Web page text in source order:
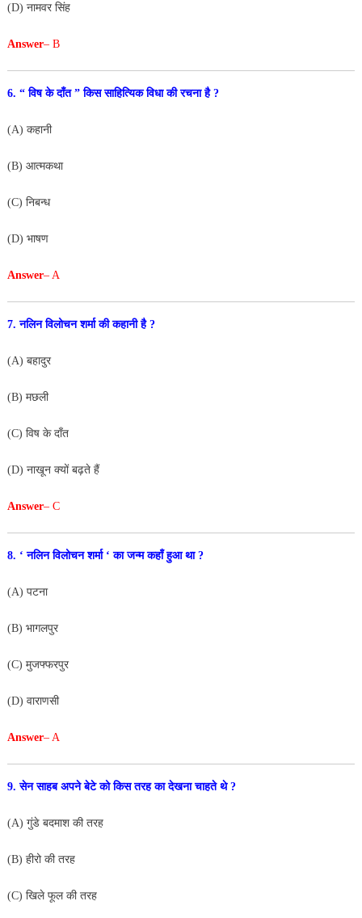
(D) नामवर सिंह
Answer– B
6. “ विष के दाँत ” किस साहित्यिक विधा की रचना है ?
(A) कहानी
(B) आत्मकथा
(C) निबन्ध
(D) भाषण
Answer– A
7. नलिन विलोचन शर्मा की कहानी है ?
(A) बहादुर
(B) मछली
(C) विष के दाँत
(D) नाखून क्यों बढ़ते हैं
Answer– C
8. ‘ नलिन विलोचन शर्मा ‘ का जन्म कहाँ हुआ था ?
(A) पटना
(B) भागलपुर
(C) मुजफ्फरपुर
(D) वाराणसी
Answer– A
9. सेन साहब अपने बेटे को किस तरह का देखना चाहते थे ?
(A) गुंडे बदमाश की तरह
(B) हीरो की तरह
(C) खिले फूल की तरह